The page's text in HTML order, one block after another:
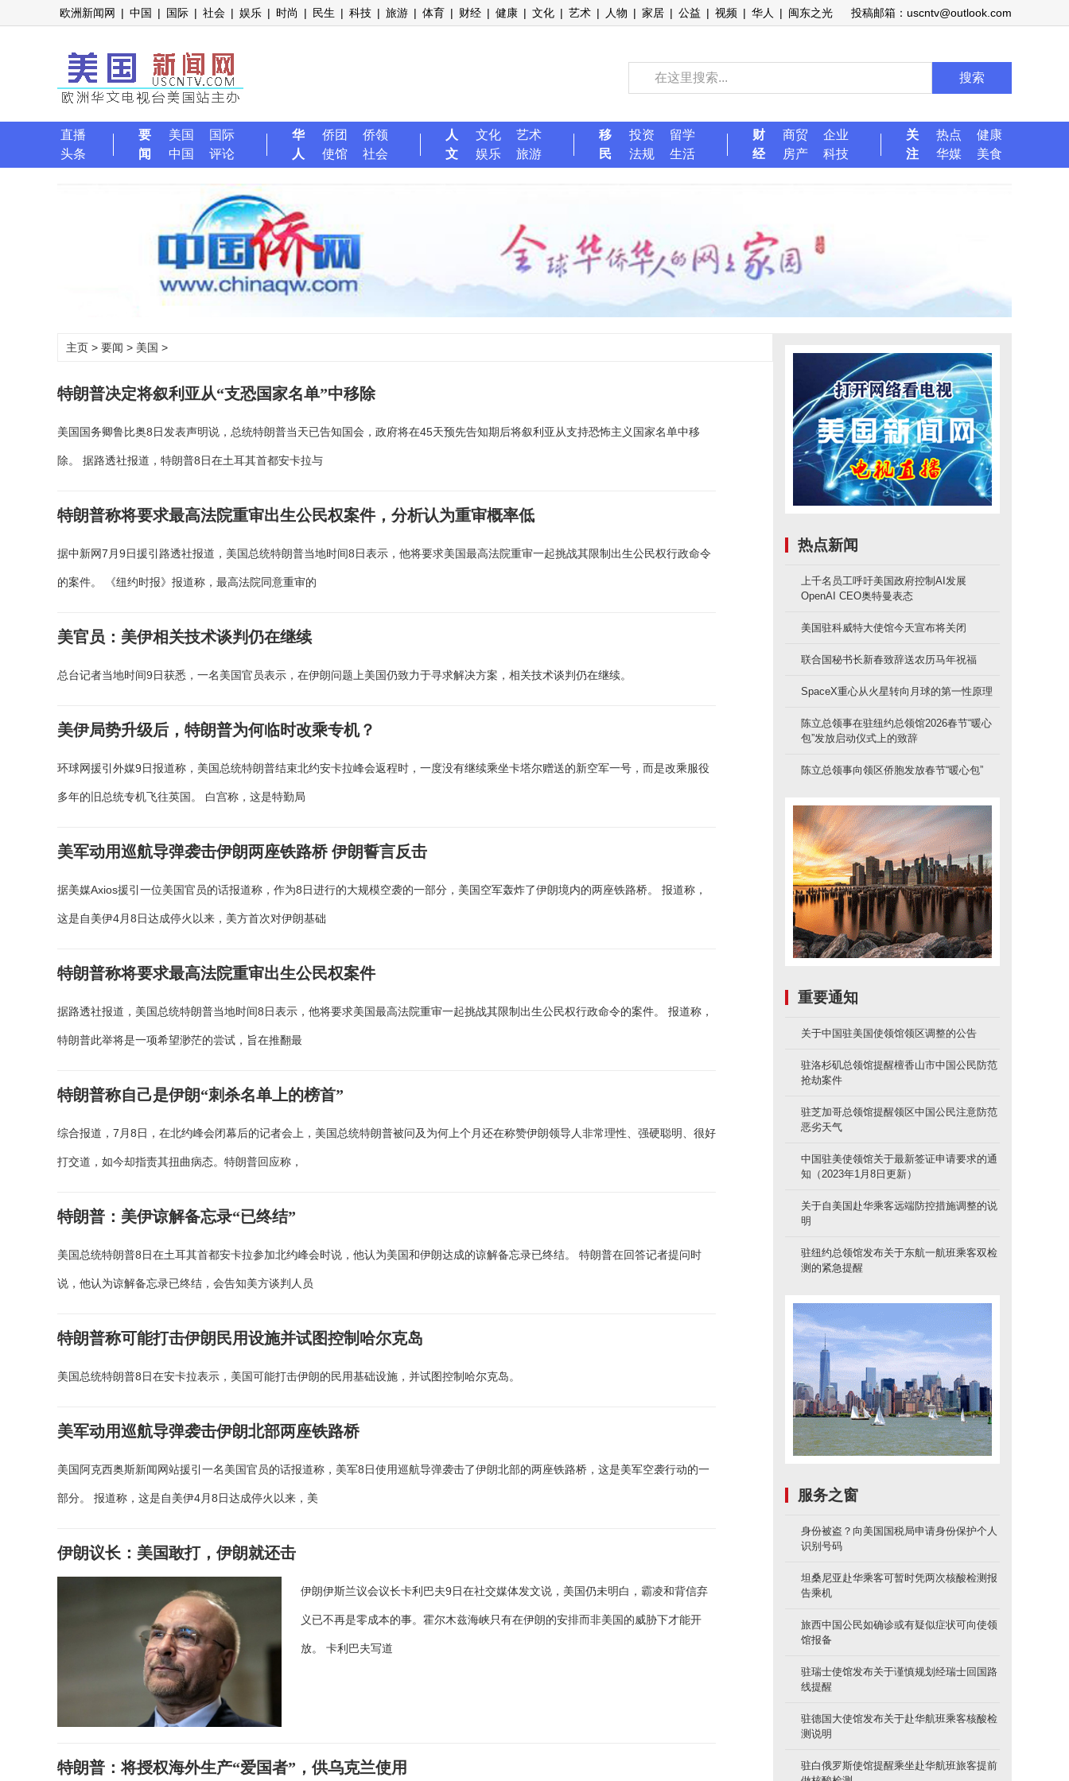
欧洲新闻网 | 中国 | 国际 | 社会 | 娱乐 | 时尚 | 民生 | 科技 | 旅游 | 体育 | 财经 | 健康 | 文化 | 艺术 | 人物 | 家居 | 公益 | 视频 | 华人 | 闽东之光 投稿邮箱：uscntv@outlook.com
搜索
直播
头条
要
闻
美国
国际
中国
评论
华
人
侨团
侨领
使馆
社会
人
文
文化
艺术
娱乐
旅游
移
民
投资
留学
法规
生活
财
经
商贸
企业
房产
科技
关
注
热点
健康
华媒
美食
主页 > 要闻 > 美国 >
特朗普决定将叙利亚从“支恐国家名单”中移除
美国国务卿鲁比奥8日发表声明说，总统特朗普当天已告知国会，政府将在45天预先告知期后将叙利亚从支持恐怖主义国家名单中移
除。 据路透社报道，特朗普8日在土耳其首都安卡拉与
特朗普称将要求最高法院重审出生公民权案件，分析认为重审概率低
据中新网7月9日援引路透社报道，美国总统特朗普当地时间8日表示，他将要求美国最高法院重审一起挑战其限制出生公民权行政命令
的案件。 《纽约时报》报道称，最高法院同意重审的
美官员：美伊相关技术谈判仍在继续
总台记者当地时间9日获悉，一名美国官员表示，在伊朗问题上美国仍致力于寻求解决方案，相关技术谈判仍在继续。
美伊局势升级后，特朗普为何临时改乘专机？
环球网援引外媒9日报道称，美国总统特朗普结束北约安卡拉峰会返程时，一度没有继续乘坐卡塔尔赠送的新空军一号，而是改乘服役
多年的旧总统专机飞往英国。 白宫称，这是特勤局
美军动用巡航导弹袭击伊朗两座铁路桥 伊朗誓言反击
据美媒Axios援引一位美国官员的话报道称，作为8日进行的大规模空袭的一部分，美国空军轰炸了伊朗境内的两座铁路桥。 报道称，
这是自美伊4月8日达成停火以来，美方首次对伊朗基础
特朗普称将要求最高法院重审出生公民权案件
据路透社报道，美国总统特朗普当地时间8日表示，他将要求美国最高法院重审一起挑战其限制出生公民权行政命令的案件。 报道称，
特朗普此举将是一项希望渺茫的尝试，旨在推翻最
特朗普称自己是伊朗“刺杀名单上的榜首”
综合报道，7月8日，在北约峰会闭幕后的记者会上，美国总统特朗普被问及为何上个月还在称赞伊朗领导人非常理性、强硬聪明、很好
打交道，如今却指责其扭曲病态。特朗普回应称，
特朗普：美伊谅解备忘录“已终结”
美国总统特朗普8日在土耳其首都安卡拉参加北约峰会时说，他认为美国和伊朗达成的谅解备忘录已终结。 特朗普在回答记者提问时
说，他认为谅解备忘录已终结，会告知美方谈判人员
特朗普称可能打击伊朗民用设施并试图控制哈尔克岛
美国总统特朗普8日在安卡拉表示，美国可能打击伊朗的民用基础设施，并试图控制哈尔克岛。
美军动用巡航导弹袭击伊朗北部两座铁路桥
美国阿克西奥斯新闻网站援引一名美国官员的话报道称，美军8日使用巡航导弹袭击了伊朗北部的两座铁路桥，这是美军空袭行动的一
部分。 报道称，这是自美伊4月8日达成停火以来，美
伊朗议长：美国敢打，伊朗就还击
伊朗伊斯兰议会议长卡利巴夫9日在社交媒体发文说，美国仍未明白，霸凌和背信弃
义已不再是零成本的事。霍尔木兹海峡只有在伊朗的安排而非美国的威胁下才能开
放。 卡利巴夫写道
特朗普：将授权海外生产“爱国者”，供乌克兰使用
热点新闻
上千名员工呼吁美国政府控制AI发展
OpenAI CEO奥特曼表态
美国驻科威特大使馆今天宣布将关闭
联合国秘书长新春致辞送农历马年祝福
SpaceX重心从火星转向月球的第一性原理
陈立总领事在驻纽约总领馆2026春节“暖心
包”发放启动仪式上的致辞
陈立总领事向领区侨胞发放春节“暖心包”
重要通知
关于中国驻美国使领馆领区调整的公告
驻洛杉矶总领馆提醒檀香山市中国公民防范
抢劫案件
驻芝加哥总领馆提醒领区中国公民注意防范
恶劣天气
中国驻美使领馆关于最新签证申请要求的通
知（2023年1月8日更新）
关于自美国赴华乘客远端防控措施调整的说
明
驻纽约总领馆发布关于东航一航班乘客双检
测的紧急提醒
服务之窗
身份被盗？向美国国税局申请身份保护个人
识别号码
坦桑尼亚赴华乘客可暂时凭两次核酸检测报
告乘机
旅西中国公民如确诊或有疑似症状可向使领
馆报备
驻瑞士使馆发布关于谨慎规划经瑞士回国路
线提醒
驻德国大使馆发布关于赴华航班乘客核酸检
测说明
驻白俄罗斯使馆提醒乘坐赴华航班旅客提前